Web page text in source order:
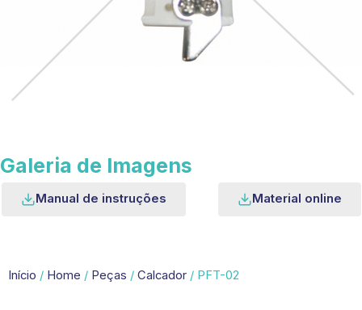
Galeria de Imagens
Manual de instruções Material online
Início / Home / Peças / Calcador / PFT-02